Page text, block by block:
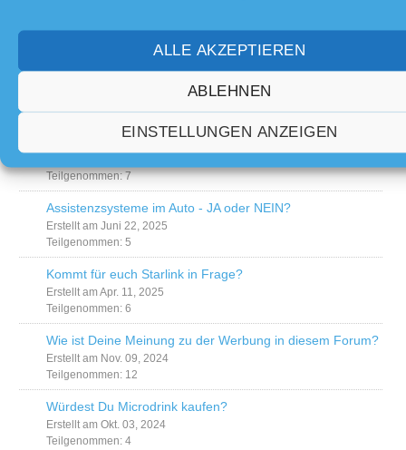
ALLE AKZEPTIEREN
ABLEHNEN
EINSTELLUNGEN ANZEIGEN
Umfragen
Soll die Abo-Option "Dieses Thema abonnieren"
standartmäßig aktiv bleiben?
Teilgenommen: 7
Assistenzsysteme im Auto - JA oder NEIN?
Erstellt am Juni 22, 2025
Teilgenommen: 5
Kommt für euch Starlink in Frage?
Erstellt am Apr. 11, 2025
Teilgenommen: 6
Wie ist Deine Meinung zu der Werbung in diesem Forum?
Erstellt am Nov. 09, 2024
Teilgenommen: 12
Würdest Du Microdrink kaufen?
Erstellt am Okt. 03, 2024
Teilgenommen: 4